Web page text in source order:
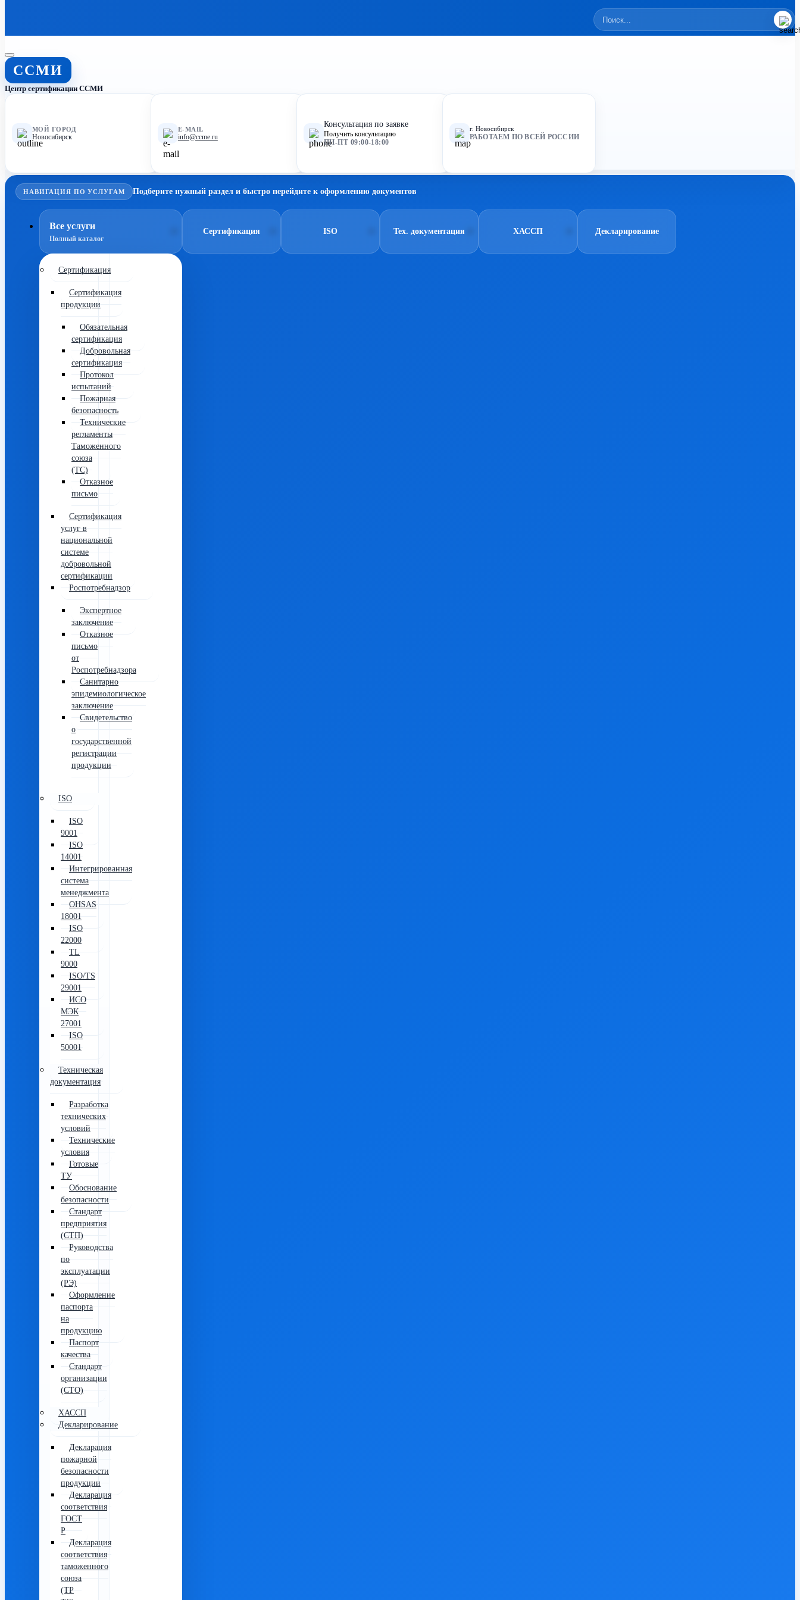
ССМИ
Центр сертификации ССМИ
МОЙ ГОРОД
Новосибирск
E-MAIL
info@ccme.ru
Консультация по заявке
Получить консультацию
ПН-ПТ 09:00-18:00
г. Новосибирск
РАБОТАЕМ ПО ВСЕЙ РОССИИ
НАВИГАЦИЯ ПО УСЛУГАМ Подберите нужный раздел и быстро перейдите к оформлению документов
Все услуги
Полный каталог
Сертификация
Сертификация
продукции
Обязательная
сертификация
Добровольная
сертификация
Протокол
испытаний
Пожарная
безопасность
Технические
регламенты
Таможенного
союза
(ТС)
Отказное
письмо
Сертификация
услуг в
национальной
системе
добровольной
сертификации
Роспотребнадзор
Экспертное
заключение
Отказное
письмо
от
Роспотребнадзора
Санитарно
эпидемиологическое
заключение
Свидетельство
о
государственной
регистрации
продукции
ISO
ISO
9001
ISO
14001
Интегрированная
система
менеджмента
OHSAS
18001
ISO
22000
TL
9000
ISO/TS
29001
ИСО
МЭК
27001
ISO
50001
Техническая
документация
Разработка
технических
условий
Технические
условия
Готовые
ТУ
Обоснование
безопасности
Стандарт
предприятия
(СТП)
Руководства
по
эксплуатации
(РЭ)
Оформление
паспорта
на
продукцию
Паспорт
качества
Стандарт
организации
(СТО)
ХАССП
Декларирование
Декларация
пожарной
безопасности
продукции
Декларация
соответствия
ГОСТ
Р
Декларация
соответствия
таможенного
союза
(ТР
Сертификация ISO Тех. документация ХАССП Декларирование